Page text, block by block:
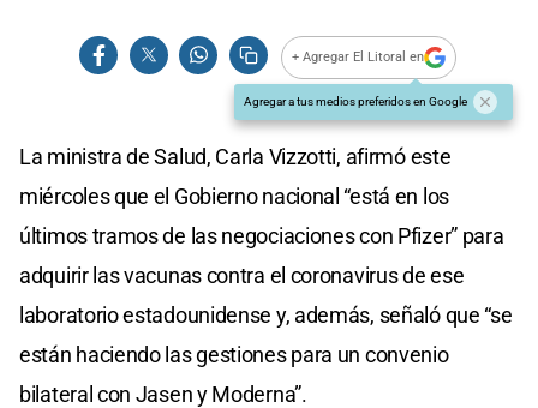
+ Agregar El Litoral en
Agregar a tus medios preferidos en Google
La ministra de Salud, Carla Vizzotti, afirmó este
miércoles que el Gobierno nacional “está en los
últimos tramos de las negociaciones con Pfizer” para
adquirir las vacunas contra el coronavirus de ese
laboratorio estadounidense y, además, señaló que “se
están haciendo las gestiones para un convenio
bilateral con Jasen y Moderna”.